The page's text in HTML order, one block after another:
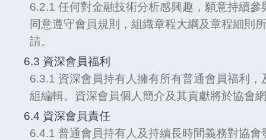
6.2.1 任何對金融技術分析感興趣，願意持續
同意遵守會員規則，組織章程大綱及章程細則
請。
6.3 資深會員福利
6.3.1 資深會員持有人擁有所有普通會員福利
組編輯。資深會員個人簡介及其貢獻將於協會
6.4 資深會員責任
6.4.1 普通會員持有人及持續長時間義務對協